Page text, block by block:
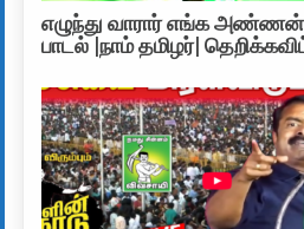
எழுந்து வாரார் எங்க அண்ணன்
பாடல் |நாம் தமிழர்|